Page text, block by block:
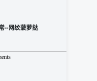
--网纹菠萝挞